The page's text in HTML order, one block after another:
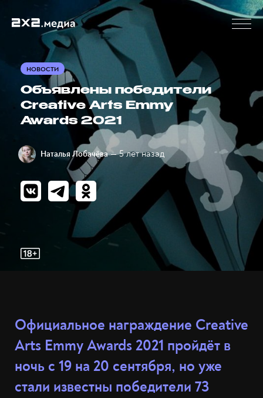
НОВОСТИ
Объявлены победители
Creative Arts Emmy
Awards 2021
Наталья Лобачёва — 5 лет назад
Официальное награждение Creative
Arts Emmy Awards 2021 пройдёт в
ночь с 19 на 20 сентября, но уже
стали известны победители 73